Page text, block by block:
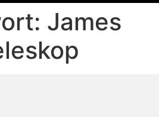
James